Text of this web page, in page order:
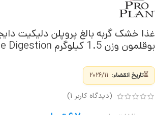
غذا خشک گربه بالغ پروپلن دلیکیت
بوقلمون وزن 1.5 کیلوگرم ProPlan Delicate Digestion
⏳تاریخ انقضاء:
(دیدگاه کاربر 1
)